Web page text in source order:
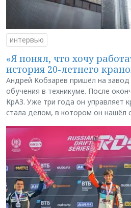
интервью
«Я понял, что хочу
история 20-летнего
Андрей Кобзарев пришёл на завод
обучения в техникуме. После
КрАЗ. Уже три года он управляет
стала делом, в котором он нашёл